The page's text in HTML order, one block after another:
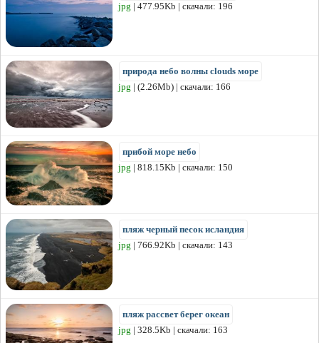
jpg | 477.95Kb | скачали: 196
природа небо волны clouds море
jpg | (2.26Mb) | скачали: 166
прибой море небо
jpg | 818.15Kb | скачали: 150
пляж черный песок исландия
jpg | 766.92Kb | скачали: 143
пляж рассвет берег океан
jpg | 328.5Kb | скачали: 163